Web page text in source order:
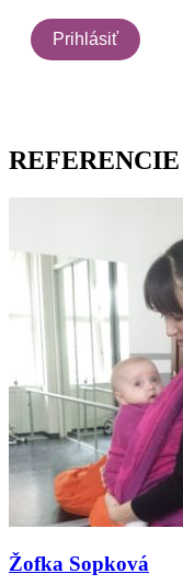
REFERENCIE
Žofka Sopková